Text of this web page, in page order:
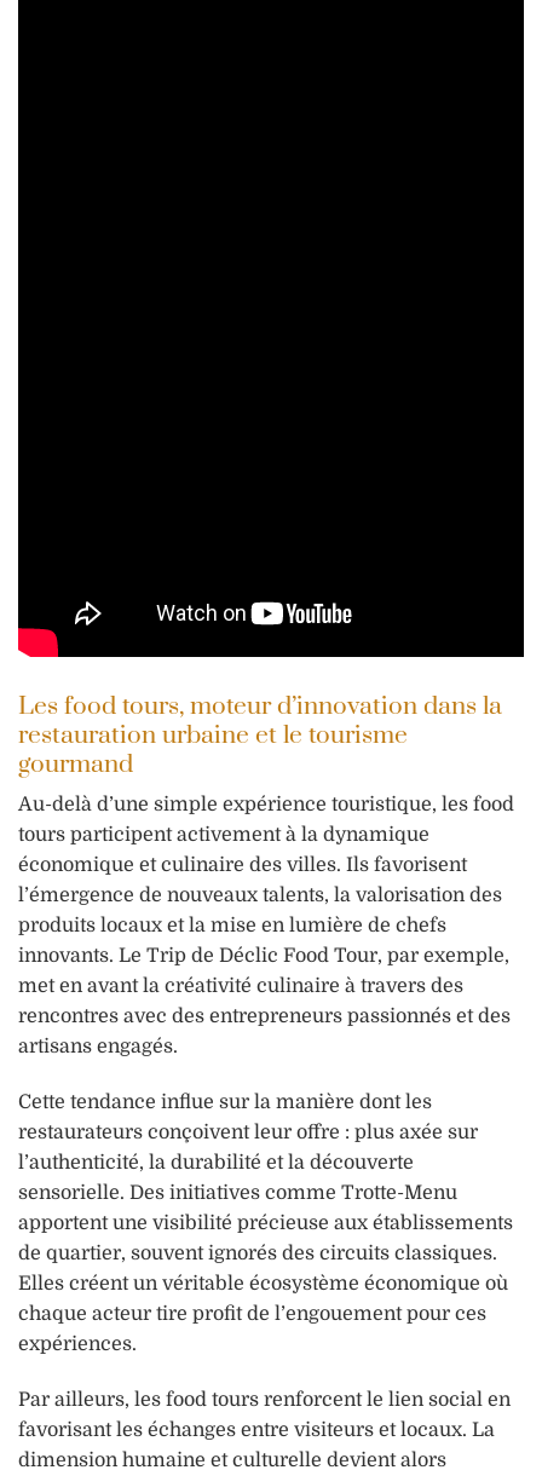
Les food tours, moteur d’innovation dans la
restauration urbaine et le tourisme
gourmand
Au-delà d’une simple expérience touristique, les food
tours participent activement à la dynamique
économique et culinaire des villes. Ils favorisent
l’émergence de nouveaux talents, la valorisation des
produits locaux et la mise en lumière de chefs
innovants. Le Trip de Déclic Food Tour, par exemple,
met en avant la créativité culinaire à travers des
rencontres avec des entrepreneurs passionnés et des
artisans engagés.
Cette tendance influe sur la manière dont les
restaurateurs conçoivent leur offre : plus axée sur
l’authenticité, la durabilité et la découverte
sensorielle. Des initiatives comme Trotte-Menu
apportent une visibilité précieuse aux établissements
de quartier, souvent ignorés des circuits classiques.
Elles créent un véritable écosystème économique où
chaque acteur tire profit de l’engouement pour ces
expériences.
Par ailleurs, les food tours renforcent le lien social en
favorisant les échanges entre visiteurs et locaux. La
dimension humaine et culturelle devient alors